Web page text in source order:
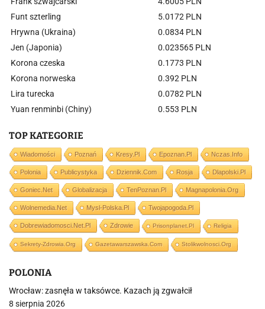
Funt szterling
5.0172 PLN
Hrywna (Ukraina)
0.0834 PLN
Jen (Japonia)
0.023565 PLN
Korona czeska
0.1773 PLN
Korona norweska
0.392 PLN
Lira turecka
0.0782 PLN
Yuan renminbi (Chiny)
0.553 PLN
TOP KATEGORIE
Wiadomości Poznań Kresy.pl Epoznan.pl Nczas.info
Polonia Publicystyka Dziennik.com Rosja Dlapolski.pl
Goniec.net Globalizacja TenPoznan.pl Magnapolonia.org
Wolnemedia.net Mysl-Polska.pl Twojapogoda.pl
Dobrewiadomosci.net.pl Zdrowie Prisonplanet.pl Religia
Sekrety-Zdrowia.org Gazetawarszawska.com Stolikwolnosci.org
POLONIA
Wrocław: zasnęła w taksówce. Kazach ją zgwałcił
8 sierpnia 2026